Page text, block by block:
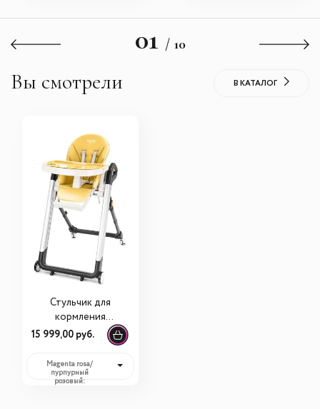
01 / 10
Вы смотрели В КАТАЛОГ
Стульчик для
кормления
Nuovita Orbita
15 999,00 руб.
Magenta rosa/
пурпурный
розовый: